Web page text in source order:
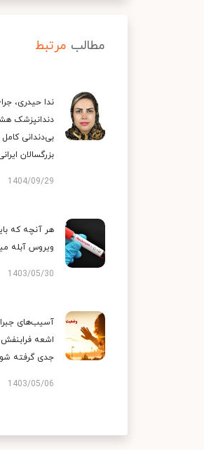
مطالب مرتبط
ندا حیدری،
دندانپزشک
بی‌دندانی
بزرگسالان
1404/09/29
هر آنچه که
ویروس آبله
1403/05/30
آسیب‌های
اشعه
جدی گرفته
1403/05/06